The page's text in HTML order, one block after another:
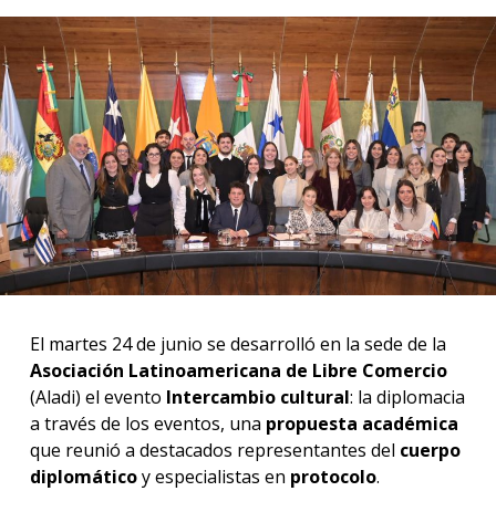
Blog
El martes 24 de junio se desarrolló en la sede de la
Asociación Latinoamericana de Libre Comercio
(Aladi) el evento Intercambio cultural: la diplomacia
a través de los eventos, una propuesta académica
que reunió a destacados representantes del cuerpo
diplomáticoy especialistas en protocolo.